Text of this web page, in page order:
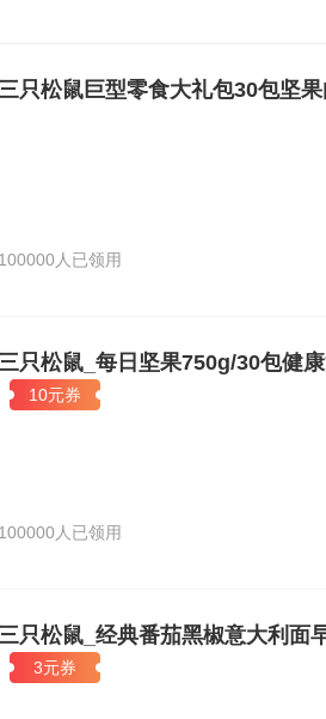
商品牌向数字化供应链平台企业转型，
鼠创始人章燎原先生，拥有超过10年的
天猫智囊团首届智囊团导师。
只松鼠巨型零食大礼包30包坚
100000人已领用
只松鼠_每日坚果750g/30包健
10元券
100000人已领用
只松鼠_经典番茄黑椒意大利面
3元券